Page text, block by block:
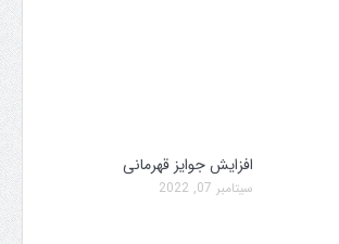
افزایش جوایز قهرمانی
سپتامبر 07, 2022
تولد کایچو